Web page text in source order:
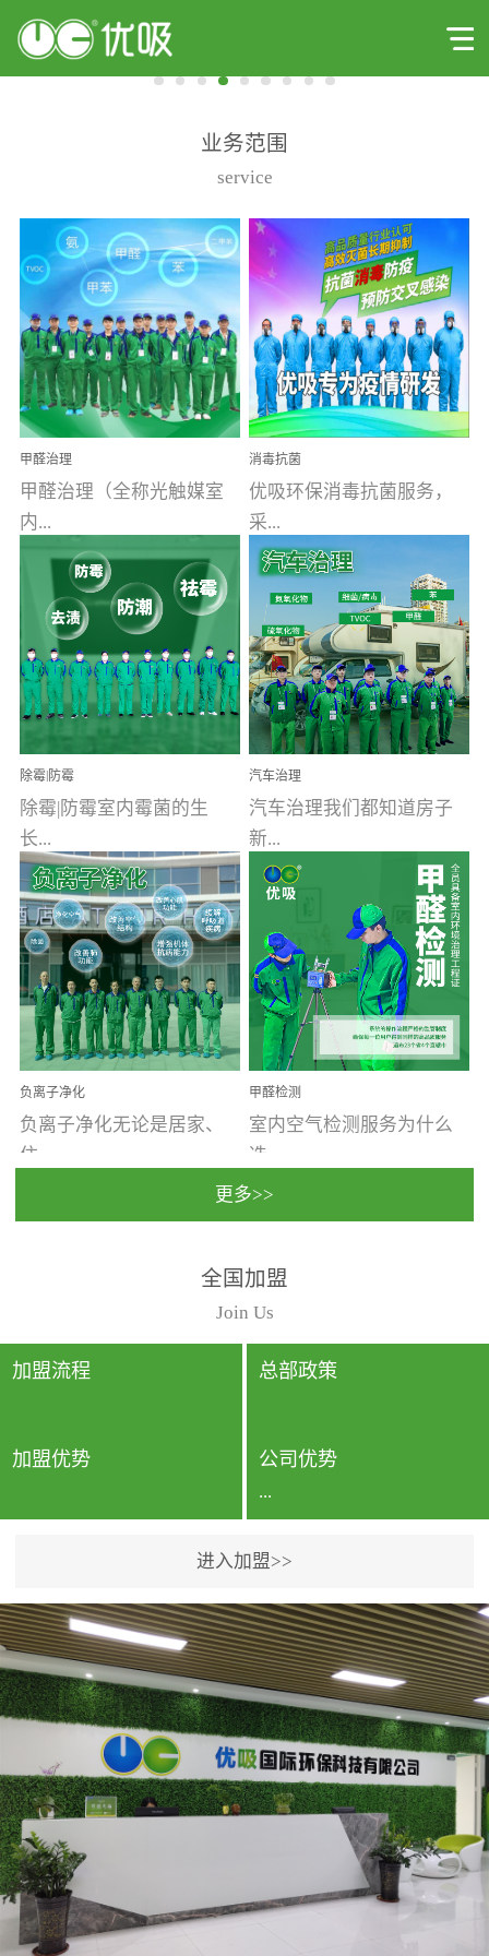
业务范围
service
甲醛治理
甲醛治理（全称光触媒室
内...
空气污染净化治理）工业
文明的进步，创造了多姿
多彩的家居产品和生活情
调，但也带来了以甲醛为
首的室内...
消毒抗菌
优吸环保消毒抗菌服务，
采...
用行业公认奥维牌消毒
液，具备杀死人体冠状病
毒的功效，杀菌率
99.99%。相对于传统消毒
液来说，无...
除霉|防霉
除霉|防霉室内霉菌的生
长...
受温度、湿度、基质养
分、通风四个条件影响，
温暖潮湿、营养物质多、
通风缓慢的空间最易滋生
大量霉菌的...
汽车治理
汽车治理我们都知道房子
新...
装修完会有甲醛，其实汽
车的甲醛超标问题更为严
重。汽车的空间范围小，
配件、皮具、装饰多，这
些都是汽...
负离子净化
负离子净化无论是居家、
住...
动，人类长时间停留的室
内空间都有整体消毒的需
要。因为空间内人流携带
的、空气...
甲醛检测
室内空气检测服务为什么
选...
行国家规定的标准检测方
法，空气采样量准确，检
测结果可靠，远胜于其他
检测...
更多>>
全国加盟
Join Us
加盟流程 总部政策
加盟优势 公司优势
...
专利保护优势、双甲资质
企业（“室内环境净化治理
甲级施工资质”“室内环境
污染治理资质等级证
书”）、拥有多名高级《环
境工程高级工程师》室内
空气治理资格认证的治理
人员、掌握室内空气净化
治理实用技术和五项专利
技术、八项计算机软件著
作权登记证书等。研发实
进入加盟>>